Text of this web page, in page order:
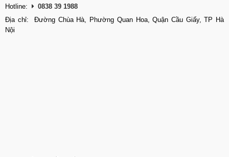
Hotline:
0838 39 1988
Địa chỉ: Đường Chùa Hà, Phường Quan Hoa, Quận Cầu Giấy, TP Hà
Nội